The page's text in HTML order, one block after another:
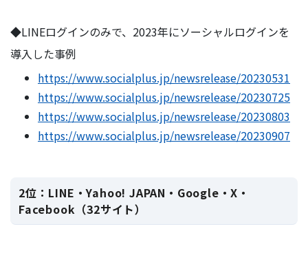
◆LINEログインのみで、2023年にソーシャルログインを
導入した事例
https://www.socialplus.jp/newsrelease/20230531
https://www.socialplus.jp/newsrelease/20230725
https://www.socialplus.jp/newsrelease/20230803
https://www.socialplus.jp/newsrelease/20230907
2位：LINE・Yahoo! JAPAN・Google・X・
Facebook（32サイト）